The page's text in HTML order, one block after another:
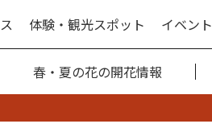
体験・観光スポット イベント
春・夏の花の開花情報